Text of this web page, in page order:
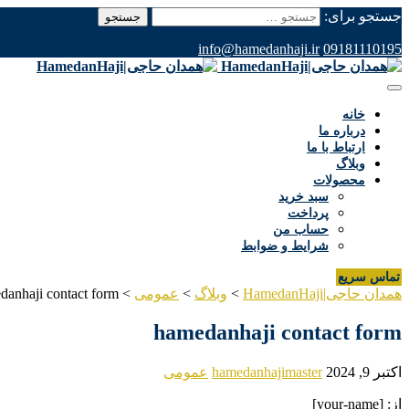
جستجو برای:
09181110195
info@hamedanhaji.ir
خانه
درباره ما
ارتباط با ما
وبلاگ
محصولات
سبد خرید
پرداخت
حساب من
شرایط و ضوابط
تماس سریع
همدان حاجی|HamedanHaji > وبلاگ > عمومی >
contact form
hamedanhaji contact form
اکتبر 9, 2024 hamedanhajimaster عمومی
از: [your-name]